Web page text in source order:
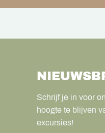
Schrijf je in voor
hoogte te blijven
excursies!